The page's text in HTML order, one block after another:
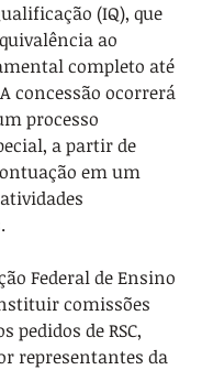
(IQ), que
ao
completo até
concessão ocorrerá
processo
a partir de
em um
Federal de Ensino
comissões
pedidos de RSC,
representantes da